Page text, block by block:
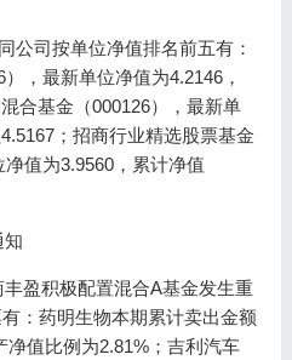
公司按单位净值排名前五有：
，最新单位净值为4.2146，
合基金（000126），最新单
；招商行业精选股票基金
值为3.9560，累计净值
知
盈积极配置混合A基金发生重
：药明生物本期累计卖出金额
净值比例为2.81%；吉利汽车